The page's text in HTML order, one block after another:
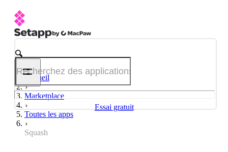
Essai gratuit
Accueil
Marketplace
Toutes les apps
Squash